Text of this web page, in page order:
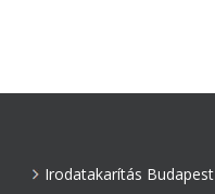
Irodatakarítás Budapest